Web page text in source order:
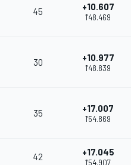
45 +10.607
1'48.469
30 +10.977
1'48.839
35 +17.007
1'54.869
42 +17.045
1'54.907